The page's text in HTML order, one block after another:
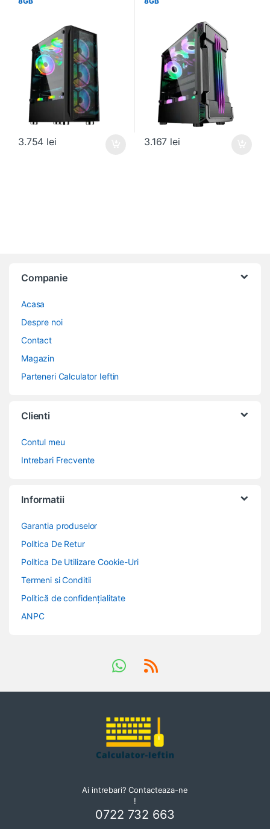
3.754 lei 3.167 lei
Companie
Acasa
Despre noi
Contact
Magazin
Parteneri Calculator Ieftin
Clienti
Contul meu
Intrebari Frecvente
Informatii
Garantia produselor
Politica De Retur
Politica De Utilizare Cookie-Uri
Termeni si Conditii
Politică de confidențialitate
ANPC
Ai intrebari? Contacteaza-ne
!
0722 732 663